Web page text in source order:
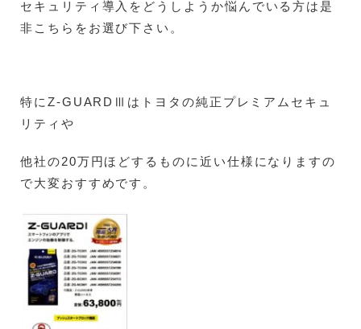
セキュリティ導入をどうしようか悩んでいる方は是
非こちらをお選び下さい。
特にZ-GUARDⅢはトヨタの純正プレミアムセキュ
リティや
他社の20万円ほどするものに近い仕様になりますの
で大変おすすめです。